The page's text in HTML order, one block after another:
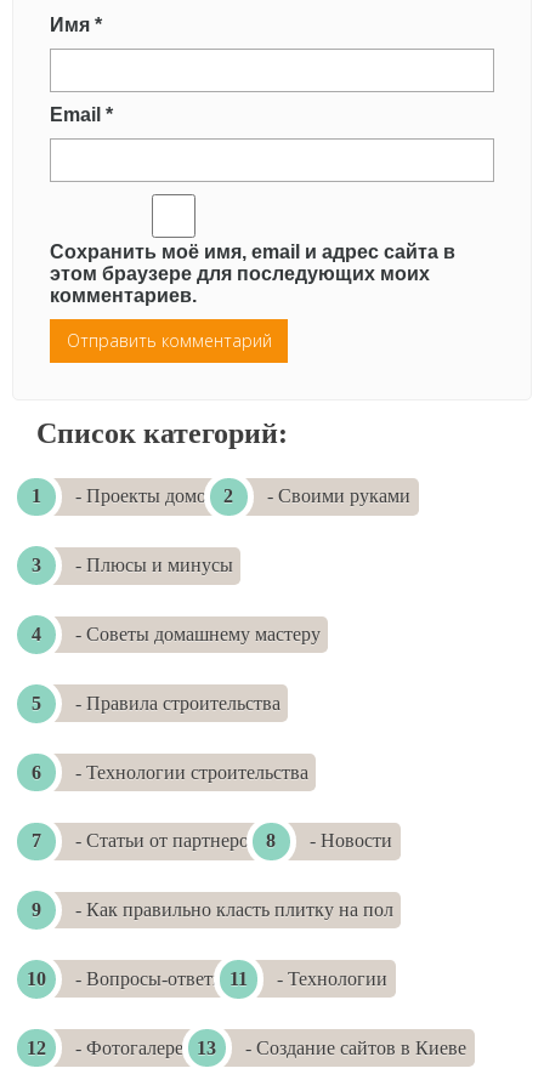
Имя *
Email *
Сохранить моё имя, email и адрес сайта в
этом браузере для последующих моих
комментариев.
Список категорий:
- Проекты домов - Своими руками
- Плюсы и минусы
- Советы домашнему мастеру
- Правила строительства
- Технологии строительства
- Статьи от партнеров - Новости
- Как правильно класть плитку на пол
- Вопросы-ответы - Технологии
- Фотогалереи - Создание сайтов в Киеве